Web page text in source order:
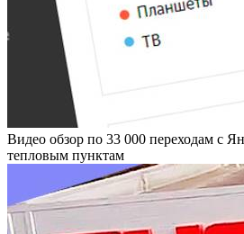
Видео обзор по 33 000 переходам с
тепловым пунктам